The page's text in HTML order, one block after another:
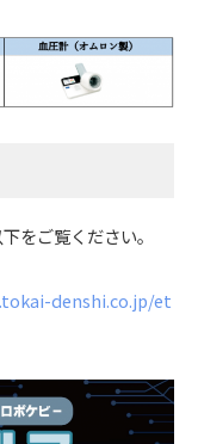
をご覧ください。
denshi.co.jp/et